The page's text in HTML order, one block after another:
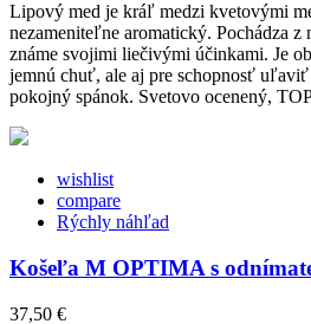
Lipový med je kráľ medzi kvetovými
nezameniteľne aromatický. Pochádza
známe svojimi liečivými účinkami. Je
jemnú chuť, ale aj pre schopnosť
pokojný spánok. Svetovo ocenený,
wishlist
compare
Rýchly náhľad
Košeľa M OPTIMA s
37,50 €